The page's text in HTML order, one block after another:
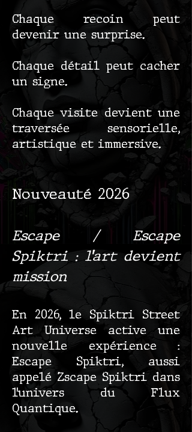
Chaque recoin peut
devenir une surprise.
Chaque détail peut cacher
un signe.
Chaque visite devient une
traversée sensorielle,
artistique et immersive.
Nouveauté 2026
Escape / Escape
Spiktri : l’art devient
mission
En 2026, le Spiktri Street
Art Universe active une
nouvelle expérience :
Escape Spiktri, aussi
appelé Zscape Spiktri dans
l’univers du Flux
Quantique.